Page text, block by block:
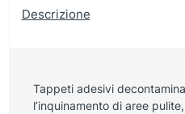
Descrizione
Tappeti adesivi
l’inquinamento di aree